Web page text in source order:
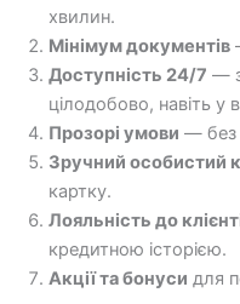
хвилин.
Мінімум документів
Доступність 24/7 —
цілодобово, навіть у
Прозорі умови — без
Зручний особистий
картку.
Лояльність до
кредитною історією.
Акції та бонуси для